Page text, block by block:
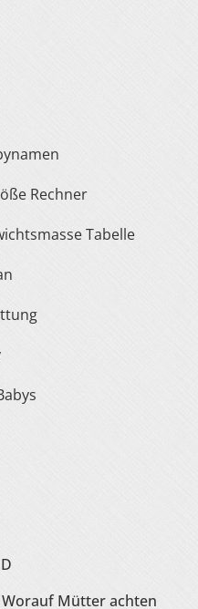
Rechner
Tabelle
Mütter achten